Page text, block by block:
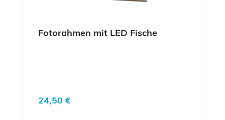
Fotorahmen mit LED Fische
Regulärer Preis:
24,50 €